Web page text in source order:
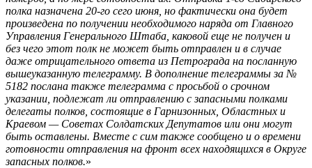
полка назначена 20-го сего июня, но фактически она будет
произведена по получении необходимого наряда от Главного
Управления Генерального Штаба, каковой еще не получен и
без чего этот полк не может быть отправлен и в случае
даже отрицательного ответа из Петрограда на посланную
вышеуказанную телеграмму. В дополнение телеграммы за №
5182 послана также телеграмма с просьбой о срочном
указании, подлежат ли отправлению с запасными полками
делегаты полков, состоящие в Гарнизонных, Областных и
Краевом — Советах Солдатских Депутатов или они могут
быть оставлены. Вместе с сим также сообщено и о времени
готовности отправления на фронт всех находящихся в Округе
запасных полков.»